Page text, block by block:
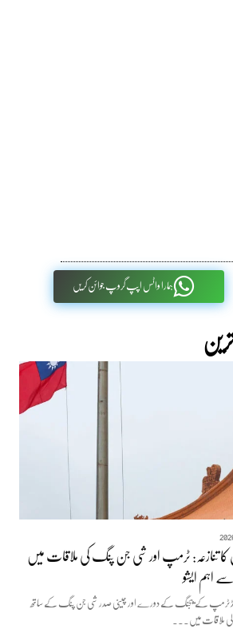
ہمارا واٹس اپپ گروپ جوائن کریں
کا تنازعہ: ٹرمپ اور شی جن پنگ کی ملاقات میں
ایشو
ٹرمپ کے بیجنگ کے دورے اور چینی صدر شی جن پنگ کے ساتھ
ملاقات میں...